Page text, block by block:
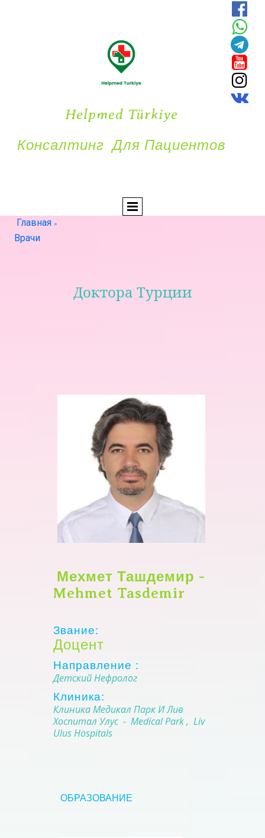






Helpmed Türkiye
Консалтинг Для Пациентов
Главная >
Врачи
Доктора Турции
Мехмет Ташдемир -
Mehmet Tasdemir
Звание:
Доцент
Направление :
Детский Нефролог
Клиника:
Клиника Медикал Парк И Лив
Хоспитал Улус - Medical Park , Liv
Ulus Hospitals
OБРАЗОВАНИЕ